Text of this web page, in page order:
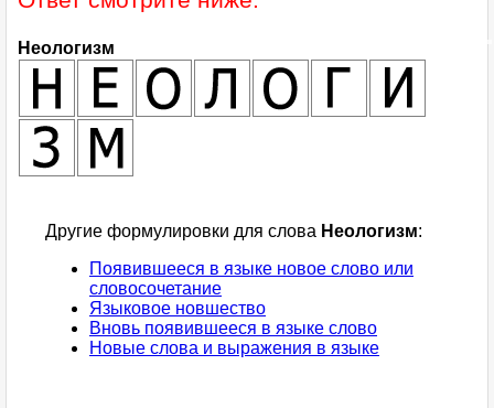
Неологизм
Другие формулировки для слова Неологизм:
Появившееся в языке новое слово или
словосочетание
Языковое новшество
Вновь появившееся в языке слово
Новые слова и выражения в языке